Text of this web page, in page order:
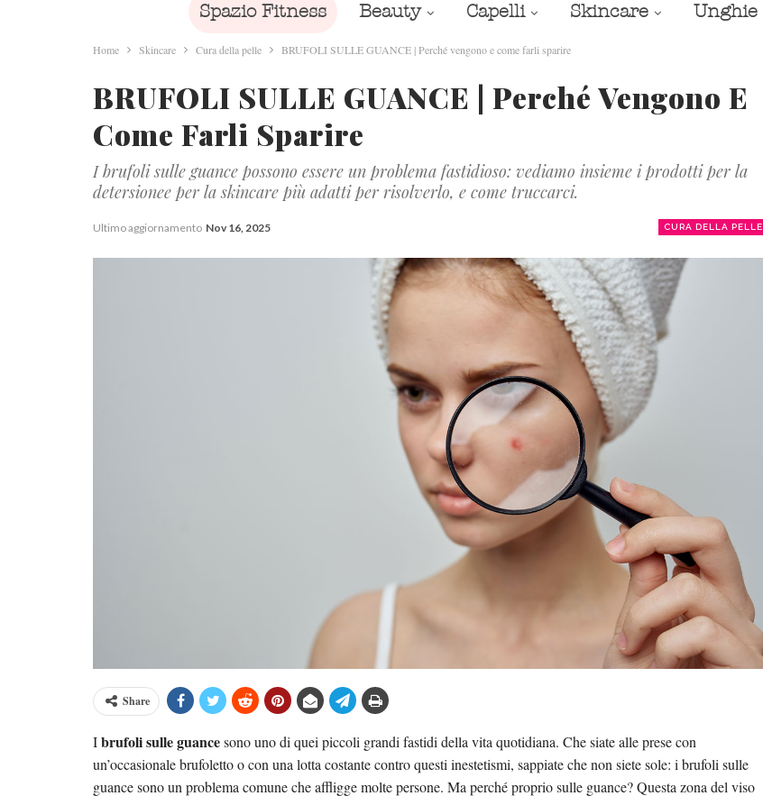
Spazio Fitness Beauty Capelli Skincare Unghie
Home Skincare Cura della pelle BRUFOLI SULLE GUANCE | Perché vengono e come farli sparire
BRUFOLI SULLE GUANCE | Perché Vengono E
Come Farli Sparire
I brufoli sulle guance possono essere un problema fastidioso: vediamo insieme i prodotti per la
detersionee per la skincare più adatti per risolverlo, e come truccarci.
CURA DELLA PELLE
Ultimo aggiornamento Nov 16, 2025
Share
Ibrufoli sulle guancesono uno di quei piccoli grandi fastidi della vita quotidiana. Che siate alle prese con
un’occasionale brufoletto o con una lotta costante contro questi inestetismi, sappiate che non siete sole: i brufoli sulle
guance sono un problema comune che affligge molte persone. Ma perché proprio sulle guance? Questa zona del viso